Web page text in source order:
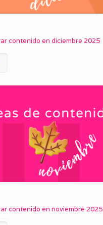
contenido en diciembre 2025
contenido en noviembre 2025